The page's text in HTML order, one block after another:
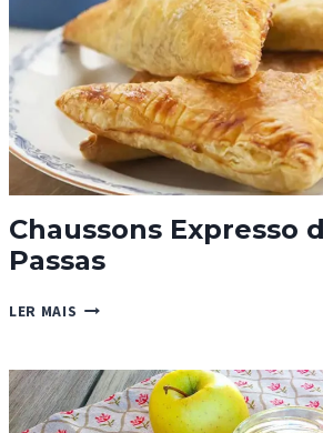
Chaussons Expresso
Passas
LER MAIS CHAUSSONS
MAÇÃ
E
PASSAS